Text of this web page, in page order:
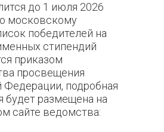
до 1 июля 2026
московскому
победителей на
стипендий
приказом
просвещения
Федерации, подробная
будет размещена на
сайте ведомства:
ссылка)